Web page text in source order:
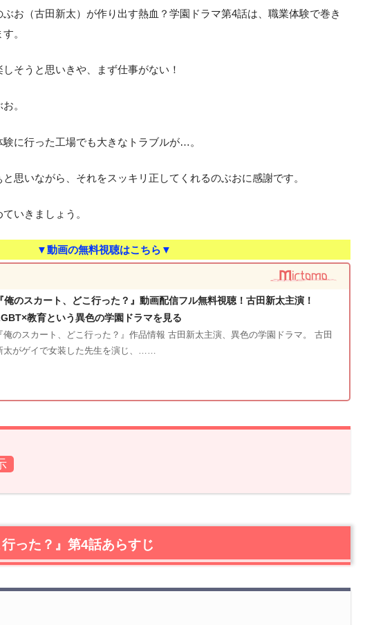
お（古田新太）が作り出す熱血？学園ドラマ第4話は、職業体験で巻き
。
そうと思いきや、まず仕事がない！
。
に行った工場でも大きなトラブルが…。
思いながら、それをスッキリ正してくれるのぶおに感謝です。
いきましょう。
▼動画の無料視聴はこちら▼
『俺のスカート、どこ行った？』動画配信フル無料視聴！古田新太主演！
教育という異色の学園ドラマを見る
『俺のスカート、どこ行った？』作品情報 古田新太主演、異色の学園ドラマ。 古田
太がゲイで女装した先生を演じ、……
った？』第4話あらすじ
探偵になる。
ら意味はない
行った？』第4話あらすじ